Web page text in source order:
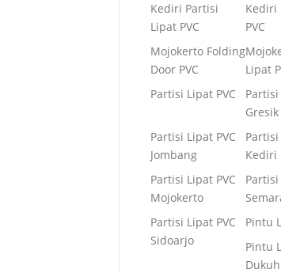
Kediri Partisi
Lipat PVC
Kediri
PVC
Mojokerto Folding
Door PVC
Lipat
Partisi Lipat PVC
Partisi
Gresik
Partisi Lipat PVC
Jombang
Partisi
Kediri
Partisi Lipat PVC
Mojokerto
Partisi
Partisi Lipat PVC
Sidoarjo
Pintu
Pintu